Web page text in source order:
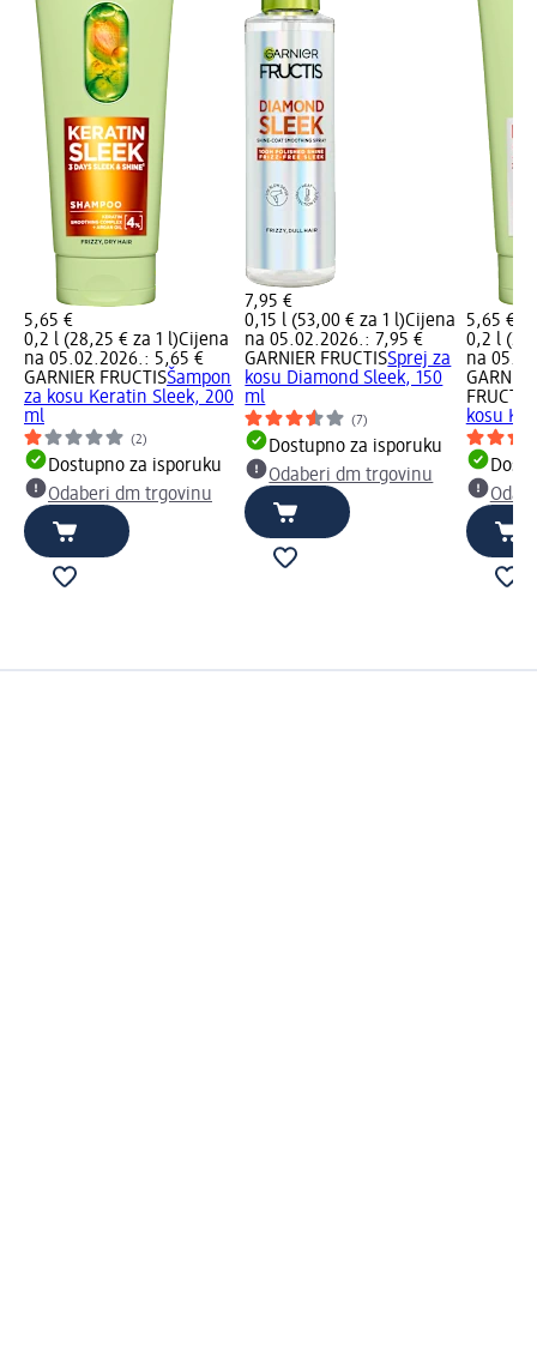
5,65 €
0,2 l (28,25 € za 1 l)Cijena
na 05.02.2026.: 5,65 €
GARNIER FRUCTISŠampon
za kosu Keratin Sleek, 200
ml
(2)
Dostupno za isporuku
Odaberi dm trgovinu
7,95 €
0,15 l (53,00 € za 1 l)Cijena
na 05.02.2026.: 7,95 €
GARNIER FRUCTISSprej za
kosu Diamond Sleek, 150
ml
(7)
Dostupno za isporuku
Odaberi dm trgovinu
5,65 €
0,2 l
na
GARNIER
FRUCTIS
kosu